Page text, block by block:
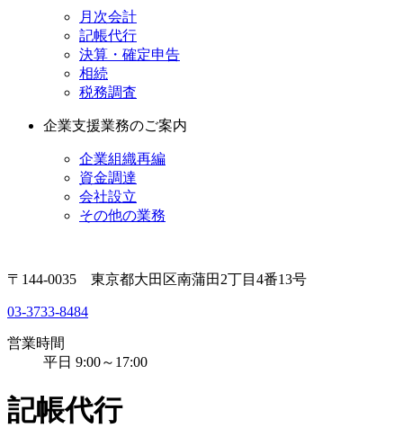
月次会計
記帳代行
決算・確定申告
相続
税務調査
企業支援業務のご案内
企業組織再編
資金調達
会社設立
その他の業務
〒144-0035 東京都大田区南蒲田2丁目4番13号
03-3733-8484
営業時間
平日 9:00～17:00
記帳代行